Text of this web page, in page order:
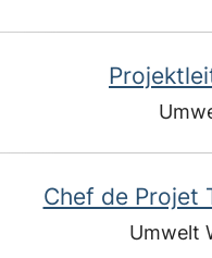
Chef de Projet
Umwelt